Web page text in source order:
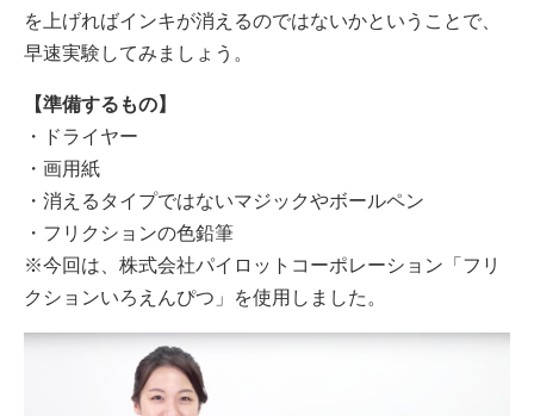
を上げればインキが消えるのではないかということで、
早速実験してみましょう。
【準備するもの】
・ドライヤー
・画用紙
・消えるタイプではないマジックやボールペン
・フリクションの色鉛筆
※今回は、株式会社パイロットコーポレーション「フリ
クションいろえんぴつ」を使用しました。